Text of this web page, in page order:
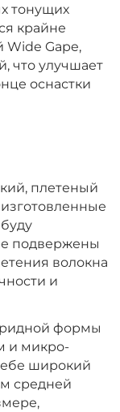
тонущих
крайне
Gape,
что улучшает
оснастки
плетеный
подвержены
волокна
и
формы
и микро-
широкий
средней